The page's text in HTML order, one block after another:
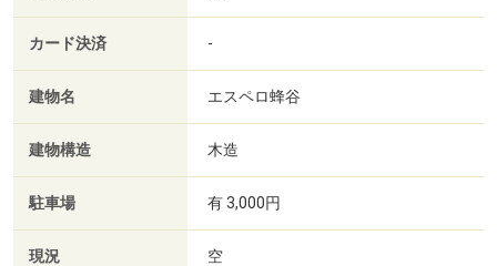
カード決済 -
建物名 エスペロ蜂谷
建物構造 木造
駐車場 有 3,000円
現況 空